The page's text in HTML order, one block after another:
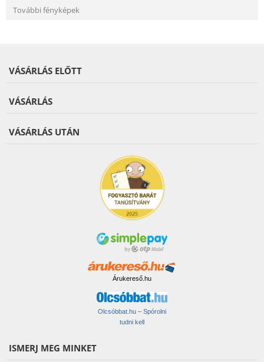
További fényképek
VÁSÁRLÁS ELŐTT
VÁSÁRLÁS
VÁSÁRLÁS UTÁN
Árukereső.hu
Olcsóbbat.hu – Spórolni
tudni kell
ISMERJ MEG MINKET